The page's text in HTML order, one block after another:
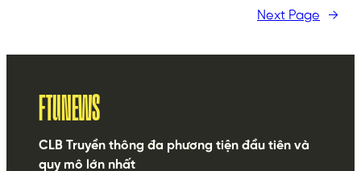
Next Page →
FTUNEWS
CLB Truyền thông đa phương tiện đầu tiên và
quy mô lớn nhất